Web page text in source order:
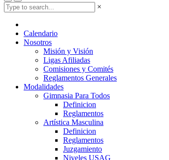
×
Calendario
Nosotros
Misión y Visión
Ligas Afiliadas
Comisiones y Comités
Reglamentos Generales
Modalidades
Gimnasia Para Todos
Definicion
Reglamentos
Artística Masculina
Definicion
Reglamentos
Juzgamiento
Niveles USAG